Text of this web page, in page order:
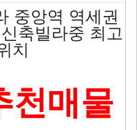
중앙역 역세권
축빌라중 최고
치
천매물